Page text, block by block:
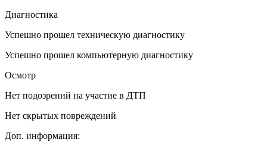
Диагностика
Успешно прошел техническую диагностику
Успешно прошел компьютерную диагностику
Осмотр
Нет подозрений на участие в ДТП
Нет скрытых повреждений
Доп. информация: